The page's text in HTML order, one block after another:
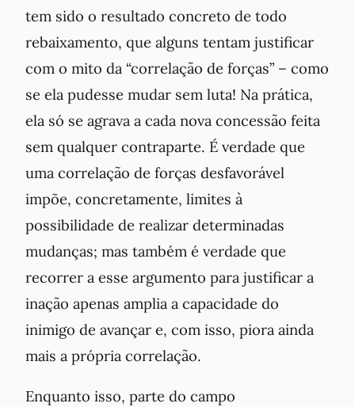
tem sido o resultado concreto de todo
rebaixamento, que alguns tentam justificar
com o mito da “correlação de forças” – como
se ela pudesse mudar sem luta! Na prática,
ela só se agrava a cada nova concessão feita
sem qualquer contraparte. É verdade que
uma correlação de forças desfavorável
impõe, concretamente, limites à
possibilidade de realizar determinadas
mudanças; mas também é verdade que
recorrer a esse argumento para justificar a
inação apenas amplia a capacidade do
inimigo de avançar e, com isso, piora ainda
mais a própria correlação.
Enquanto isso, parte do campo